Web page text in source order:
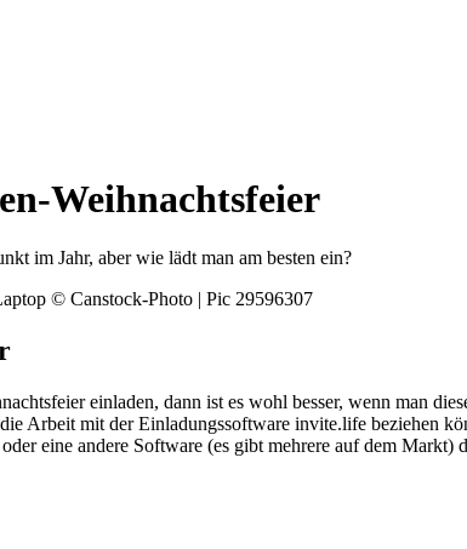
Weihnachtsfeier
im Jahr, aber wie lädt man am besten ein?
einladen, dann ist es wohl besser, wenn man
Arbeit mit der Einladungssoftware invite.life beziehen
eine andere Software (es gibt mehrere auf dem